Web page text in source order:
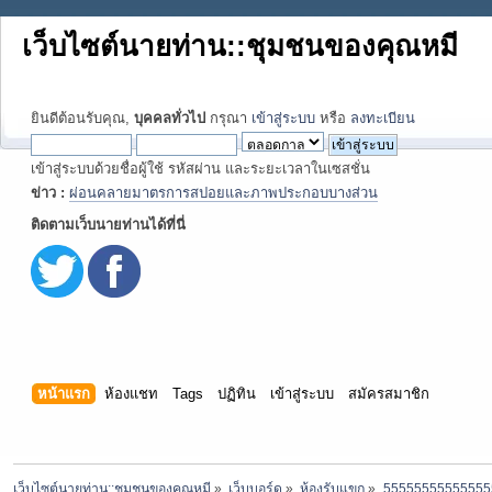
เว็บไซต์นายท่าน::ชุมชนของคุณหมี
ยินดีต้อนรับคุณ, บุคคลทั่วไป กรุณา เข้าสู่ระบบ หรือ ลงทะเบียน
เข้าสู่ระบบด้วยชื่อผู้ใช้ รหัสผ่าน และระยะเวลาในเซสชั่น
ข่าว : ผ่อนคลายมาตรการสปอยและภาพประกอบบางส่วน
ติดตามเว็บนายท่านได้ที่นี่
หน้าแรก ห้องแชท Tags ปฏิทิน เข้าสู่ระบบ สมัครสมาชิก
เว็บไซต์นายท่าน::ชุมชนของคุณหมี » เว็บบอร์ด » ห้องรับแขก »